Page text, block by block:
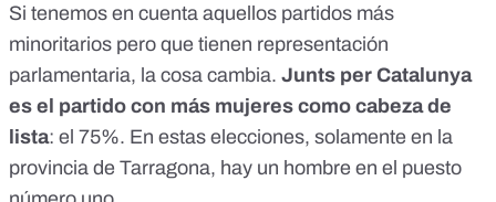
Si tenemos en cuenta aquellos partidos más
minoritarios pero que tienen representación
parlamentaria, la cosa cambia. Junts per Catalunya
es el partido con más mujeres como cabeza de
lista: el 75%. En estas elecciones, solamente en la
provincia de Tarragona, hay un hombre en el puesto